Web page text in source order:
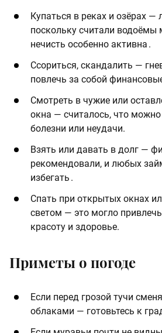
Купаться в реках и озёрах
поскольку считали водоёмы
нечисть особенно активна .
Ссориться, скандалить —
повлечь за собой
Смотреть в чужие или
окна — считалось, что
болезни или неудачи.
Взять или давать в долг —
рекомендовали, и любых
избегать .
Спать при открытых окнах
светом — это могло
красоту и здоровье.
Приметы о погоде
Если перед грозой тучи
облаками — готовьтесь к